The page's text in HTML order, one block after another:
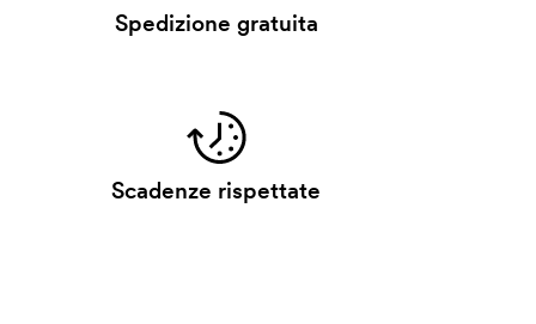
Spedizione gratuita
Scadenze rispettate